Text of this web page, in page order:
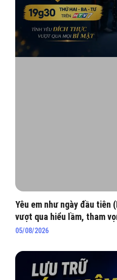
Yêu em như ngày đầu tiên
vượt qua hiểu lầm, tham
hào môn
05/08/2026